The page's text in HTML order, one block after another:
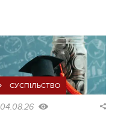
СУСПІЛЬСТВО
04.08.26